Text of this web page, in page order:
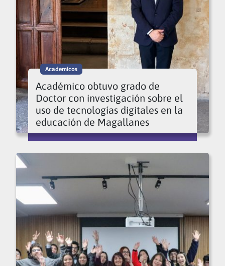
Academicos
Académico obtuvo grado de
Doctor con investigación sobre el
uso de tecnologías digitales en la
educación de Magallanes